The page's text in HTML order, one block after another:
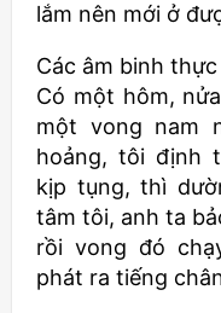
lắm nên mới ở
Các âm binh
Có một hôm,
một vong nam
hoảng, tôi định
kịp tụng, thì
tâm tôi, anh ta
rồi vong đó
phát ra tiếng